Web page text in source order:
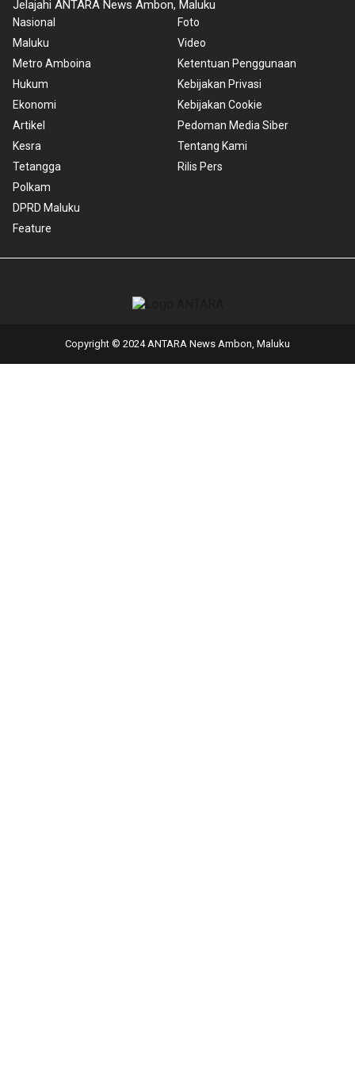
Jelajahi ANTARA News Ambon, Maluku
Nasional
Maluku
Metro Amboina
Hukum
Ekonomi
Artikel
Kesra
Tetangga
Polkam
DPRD Maluku
Feature
Foto
Video
Ketentuan Penggunaan
Kebijakan Privasi
Kebijakan Cookie
Pedoman Media Siber
Tentang Kami
Rilis Pers
Copyright © 2024 ANTARA News Ambon, Maluku